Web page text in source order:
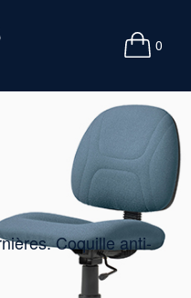
0
Coquille anti-